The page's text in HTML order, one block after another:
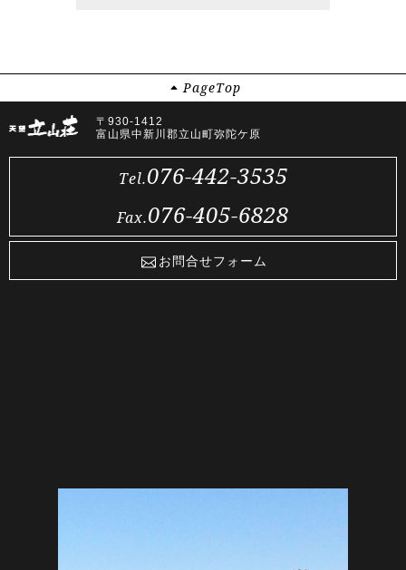
PageTop
〒930-1412
富山県中新川郡立山町弥陀ケ原
Tel.076-442-3535
Fax.076-405-6828
お問合せフォーム